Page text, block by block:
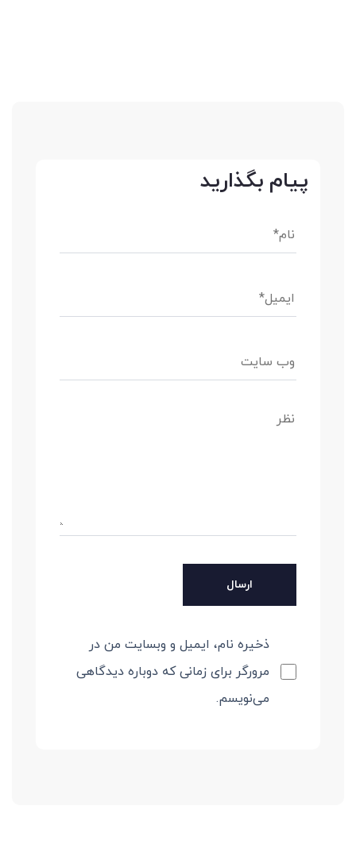
پیام بگذارید
ذخیره نام، ایمیل و وبسایت من در
مرورگر برای زمانی که دوباره دیدگاهی
می‌نویسم.